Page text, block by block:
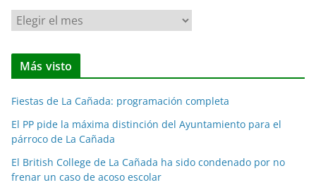
N
o
t
i
a
s
p
o
Más visto
Fiestas de La Cañada: programación completa
El PP pide la máxima distinción del Ayuntamiento para el
párroco de La Cañada
El British College de La Cañada ha sido condenado por no
frenar un caso de acoso escolar